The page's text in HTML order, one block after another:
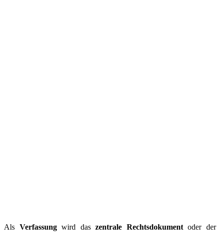
Als Verfassungwird daszentrale Rechtsdokumentoder der